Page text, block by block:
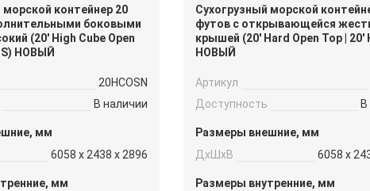
морской контейнер 20
боковыми
(20′ High Cube Open
НОВЫЙ
20HCOSN
В наличии
мм
6058 x 2438 x 2896
мм
Сухогрузный морской
футов с открывающейся
крышей (20′ Hard Open Top | 20′
НОВЫЙ
Артикул
Доступность
Размеры внешние, мм
ДxШxВ
6058 x
Размеры внутренние, мм